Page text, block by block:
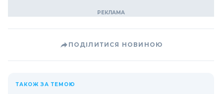
ПОДІЛИТИСЯ НОВИНОЮ
ТАКОЖ ЗА ТЕМОЮ